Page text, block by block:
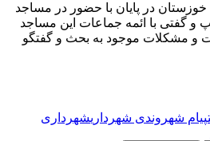
خوزستان در پایان با حضور در مساجد
و گفتی با ائمه جماعات این مساجد
و مشکلات موجود به بحث و گفتگو
پیام‌ شهروندی شهرداریشهرداری